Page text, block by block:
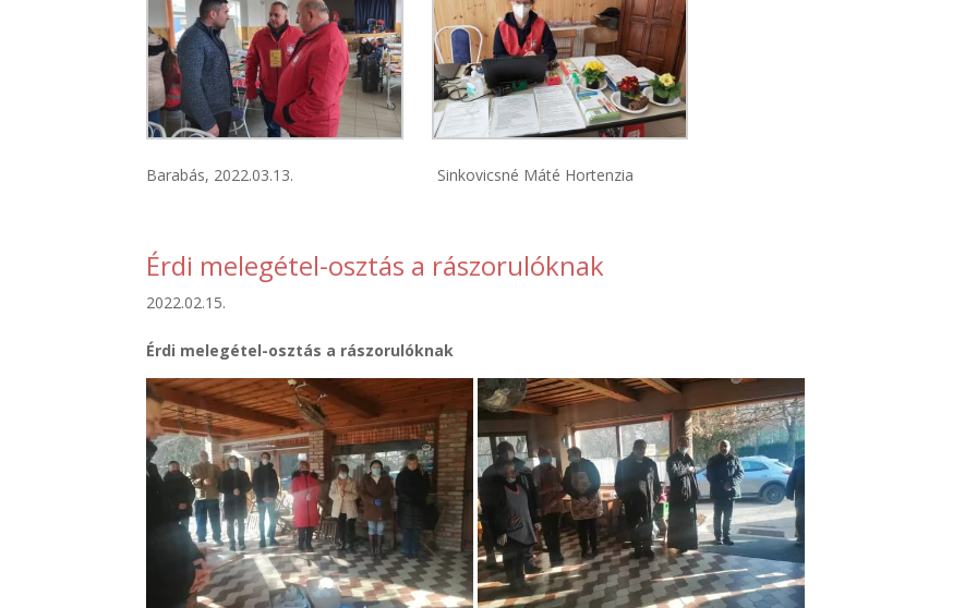
Barabás, 2022.03.13. Sinkovicsné Máté Hortenzia
Érdi melegétel-osztás a rászorulóknak
2022.02.15.
Érdi melegétel-osztás a rászorulóknak